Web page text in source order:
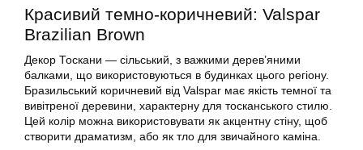
Красивий темно-коричневий: Valspar
Brazilian Brown
Декор Тоскани — сільський, з важкими дерев’яними
балками, що використовуються в будинках цього регіону.
Бразильський коричневий від Valspar має якість темної та
вивітреної деревини, характерну для тосканського стилю.
Цей колір можна використовувати як акцентну стіну, щоб
створити драматизм, або як тло для звичайного каміна.